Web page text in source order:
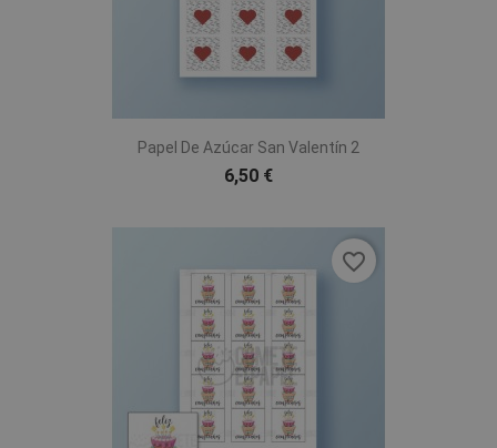
Papel De Azúcar San Valentín 2
6,50 €
favorite_border